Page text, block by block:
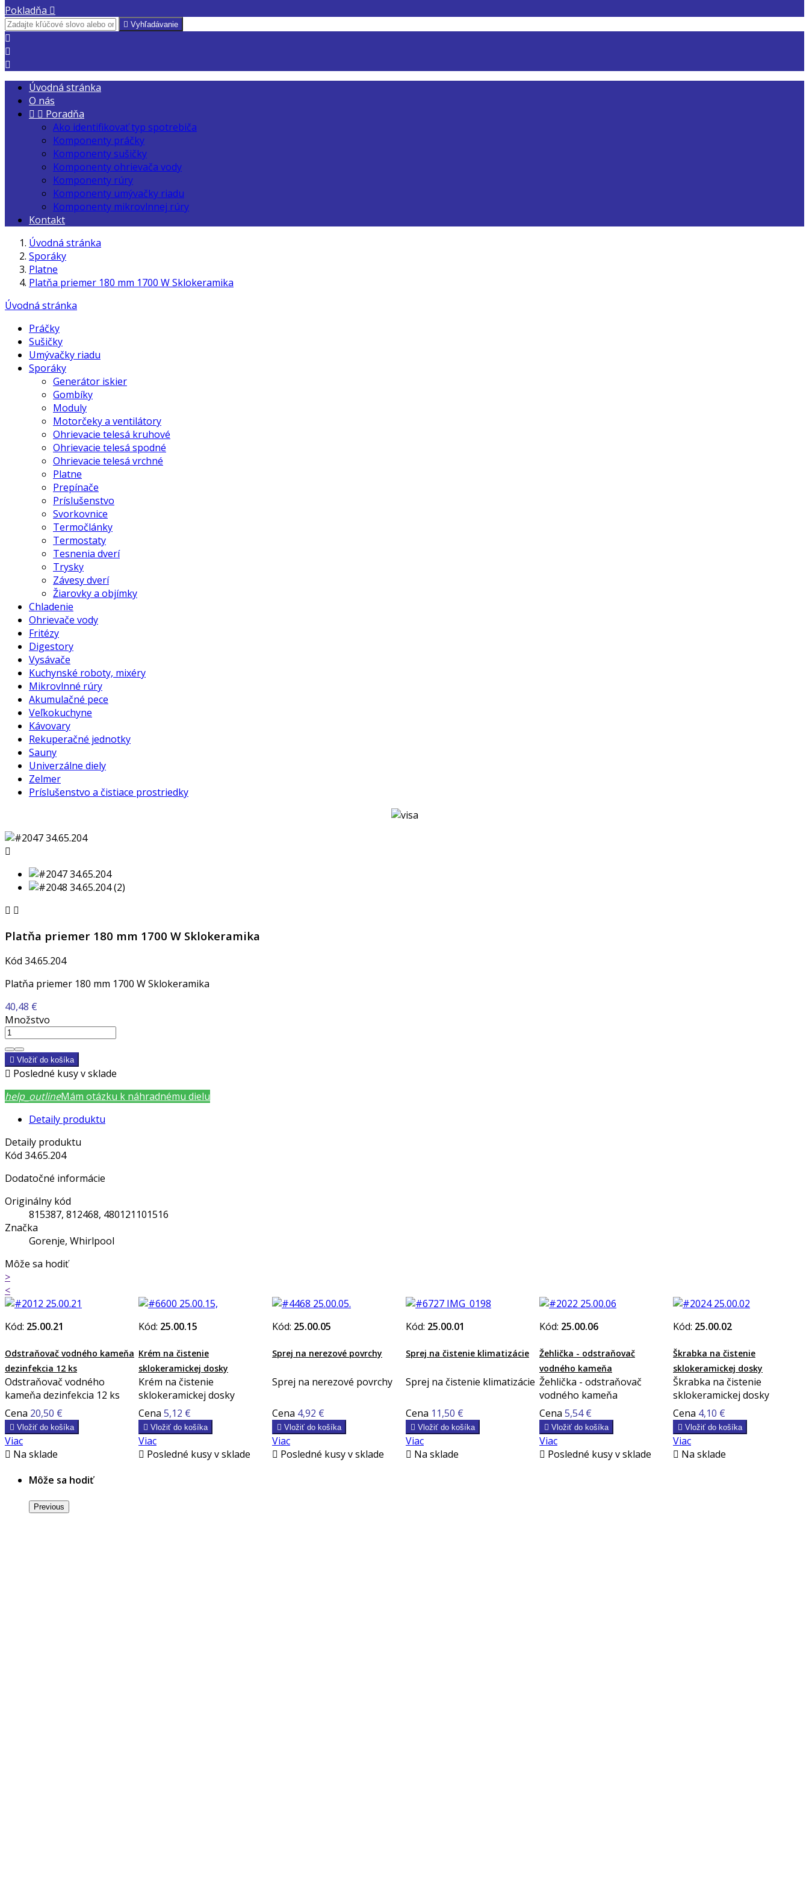
Pokladňa 
 Vyhľadávanie



Úvodná stránka
O nás
  Poradňa
Ako identifikovať typ spotrebiča
Komponenty práčky
Komponenty sušičky
Komponenty ohrievača vody
Komponenty rúry
Komponenty umývačky riadu
Komponenty mikrovlnnej rúry
Kontakt
Úvodná stránka
Sporáky
Platne
Platňa priemer 180 mm 1700 W Sklokeramika
Úvodná stránka
Práčky
Sušičky
Umývačky riadu
Sporáky
Generátor iskier
Gombíky
Moduly
Motorčeky a ventilátory
Ohrievacie telesá kruhové
Ohrievacie telesá spodné
Ohrievacie telesá vrchné
Platne
Prepínače
Príslušenstvo
Svorkovnice
Termočlánky
Termostaty
Tesnenia dverí
Trysky
Závesy dverí
Žiarovky a objímky
Chladenie
Ohrievače vody
Fritézy
Digestory
Vysávače
Kuchynské roboty, mixéry
Mikrovlnné rúry
Akumulačné pece
Veľkokuchyne
Kávovary
Rekuperačné jednotky
Sauny
Univerzálne diely
Zelmer
Príslušenstvo a čistiace prostriedky

 
Platňa priemer 180 mm 1700 W Sklokeramika
Kód 34.65.204
Platňa priemer 180 mm 1700 W Sklokeramika
40,48 €
Množstvo
 Vložiť do košíka
 Posledné kusy v sklade
help_outlineMám otázku k náhradnému dielu
Detaily produktu
Detaily produktu
Kód 34.65.204
Dodatočné informácie
Originálny kód
815387, 812468, 480121101516
Značka
Gorenje, Whirlpool
Môže sa hodiť
>
<
Kód: 25.00.21
Odstraňovač vodného kameňa
dezinfekcia 12 ks
Odstraňovač vodného
kameňa dezinfekcia 12 ks
Cena 20,50 €
 Vložiť do košíka
Viac
 Na sklade
Kód: 25.00.15
Krém na čistenie
sklokeramickej dosky
Krém na čistenie
sklokeramickej dosky
Cena 5,12 €
 Vložiť do košíka
Viac
 Posledné kusy v sklade
Kód: 25.00.05
Sprej na nerezové povrchy
Sprej na nerezové povrchy
Cena 4,92 €
 Vložiť do košíka
Viac
 Posledné kusy v sklade
Kód: 25.00.01
Sprej na čistenie klimatizácie
Sprej na čistenie klimatizácie
Cena 11,50 €
 Vložiť do košíka
Viac
 Na sklade
Kód: 25.00.06
Žehlička - odstraňovač
vodného kameňa
Žehlička - odstraňovač
vodného kameňa
Cena 5,54 €
 Vložiť do košíka
Viac
 Posledné kusy v sklade
Kód: 25.00.02
Škrabka na čistenie
sklokeramickej dosky
Škrabka na čistenie
sklokeramickej dosky
Cena 4,10 €
 Vložiť do košíka
Viac
 Na sklade
Môže sa hodiť
Previous